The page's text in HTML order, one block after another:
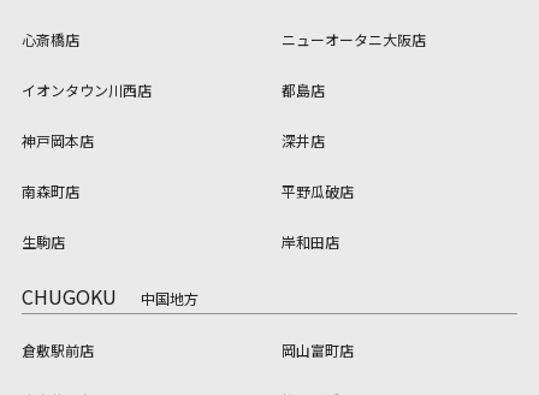
心斎橋店 ニューオータニ大阪店
イオンタウン川西店 都島店
神戸岡本店 深井店
南森町店 平野瓜破店
生駒店 岸和田店
CHUGOKU 中国地方
倉敷駅前店 岡山富町店